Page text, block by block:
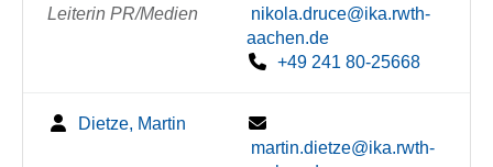
Leiterin PR/Medien
nikola.druce@ika.rwth-
aachen.de
+49 241 80-25668
Dietze, Martin
martin.dietze@ika.rwth-